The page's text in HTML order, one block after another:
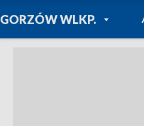
GORZÓW WLKP.POWRÓT DO
TVP REGIONY